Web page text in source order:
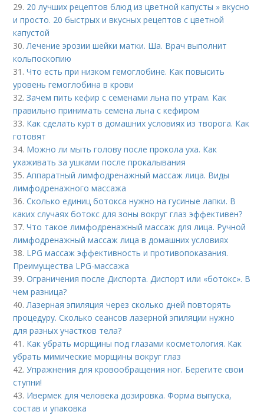
29. 20 лучших рецептов блюд из цветной капусты » вкусно
и просто. 20 быстрых и вкусных рецептов с цветной
капустой
30.Лечение эрозии шейки матки. Ша. Врач выполнит
кольпоскопию
31.Что есть при низком гемоглобине. Как повысить
уровень гемоглобина в крови
32.Зачем пить кефир с семенами льна по утрам. Как
правильно принимать семена льна с кефиром
33. Как сделать курт в домашних условиях из творога. Как
готовят
34. Можно ли мыть голову после прокола уха. Как
ухаживать за ушками после прокалывания
35.Аппаратный лимфодренажный массаж лица. Виды
лимфодренажного массажа
36.Сколько единиц ботокса нужно на гусиные лапки. В
каких случаях ботокс для зоны вокруг глаз эффективен?
37.Что такое лимфодренажный массаж для лица. Ручной
лимфодренажный массаж лица в домашних условиях
38. LPG массаж эффективность и противопоказания.
Преимущества LPG-массажа
39.Ограничения после Диспорта. Диспорт или «ботокс». В
чем разница?
40.Лазерная эпиляция через сколько дней повторять
процедуру. Сколько сеансов лазерной эпиляции нужно
для разных участков тела?
41. Как убрать морщины под глазами косметология. Как
убрать мимические морщины вокруг глаз
42.Упражнения для кровообращения ног. Берегите свои
ступни!
43. Ивермек для человека дозировка. Форма выпуска,
состав и упаковка